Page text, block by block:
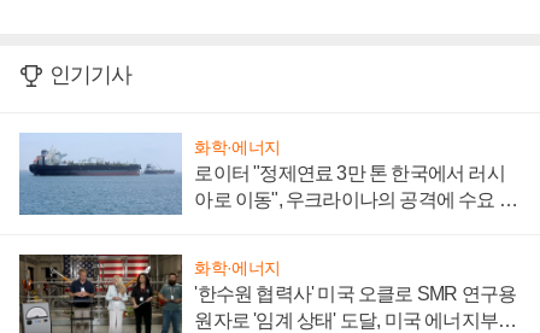
인기기사
화학·에너지
로이터 "정제연료 3만 톤 한국에서 러시
아로 이동", 우크라이나의 공격에 수요 늘
화학·에너지
'한수원 협력사' 미국 오클로 SMR 연구용
원자로 '임계 상태' 도달, 미국 에너지부